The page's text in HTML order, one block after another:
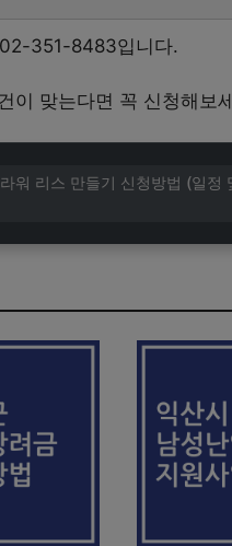
351-8483입니다.
이 맞는다면 꼭 신청해보
워 리스 만들기 신청방법 (일정